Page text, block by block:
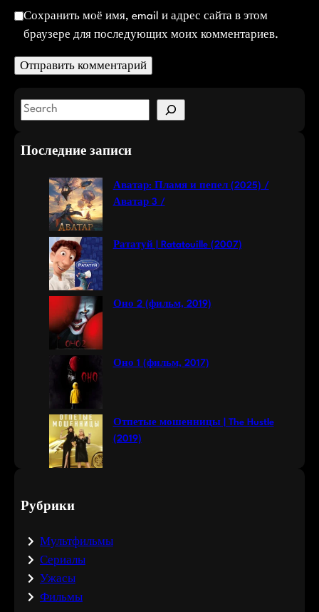
Сохранить моё имя, email и адрес сайта в этом
браузере для последующих моих комментариев.
S
a
Последние записи
Аватар: Пламя и пепел (2025) /
Аватар 3 /
Рататуй | Ratatouille (2007)
Оно 2 (фильм, 2019)
Оно 1 (фильм, 2017)
Отпетые мошенницы | The Hustle
(2019)
Рубрики
Мультфильмы
Сериалы
Ужасы
Фильмы